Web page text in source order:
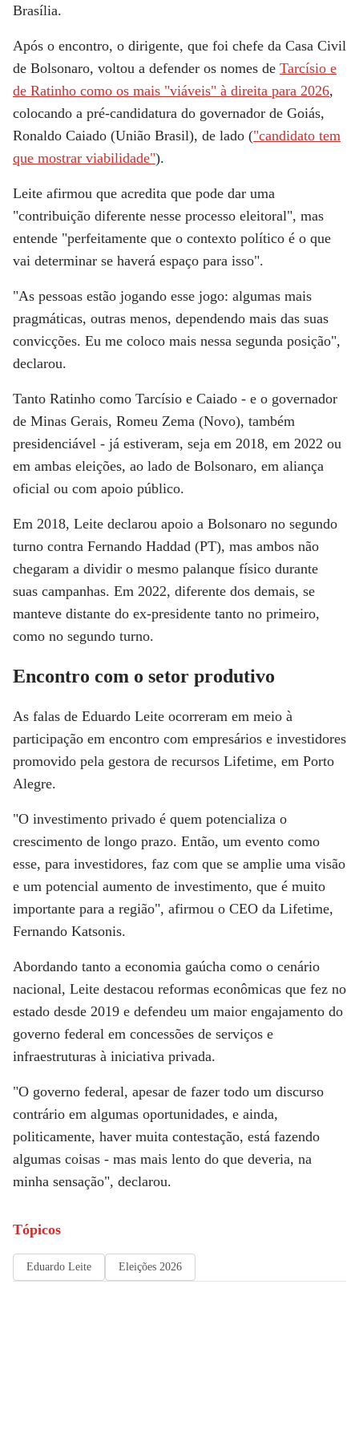
Brasília.
Após o encontro, o dirigente, que foi chefe da Casa Civil
de Bolsonaro, voltou a defender os nomes de Tarcísio e
de Ratinho como os mais "viáveis" à direita para 2026,
colocando a pré-candidatura do governador de Goiás,
Ronaldo Caiado (União Brasil), de lado ("candidato tem
que mostrar viabilidade").
Leite afirmou que acredita que pode dar uma
"contribuição diferente nesse processo eleitoral", mas
entende "perfeitamente que o contexto político é o que
vai determinar se haverá espaço para isso".
"As pessoas estão jogando esse jogo: algumas mais
pragmáticas, outras menos, dependendo mais das suas
convicções. Eu me coloco mais nessa segunda posição",
declarou.
Tanto Ratinho como Tarcísio e Caiado - e o governador
de Minas Gerais, Romeu Zema (Novo), também
presidenciável - já estiveram, seja em 2018, em 2022 ou
em ambas eleições, ao lado de Bolsonaro, em aliança
oficial ou com apoio público.
Em 2018, Leite declarou apoio a Bolsonaro no segundo
turno contra Fernando Haddad (PT), mas ambos não
chegaram a dividir o mesmo palanque físico durante
suas campanhas. Em 2022, diferente dos demais, se
manteve distante do ex-presidente tanto no primeiro,
como no segundo turno.
Encontro com o setor produtivo
As falas de Eduardo Leite ocorreram em meio à
participação em encontro com empresários e investidores
promovido pela gestora de recursos Lifetime, em Porto
Alegre.
"O investimento privado é quem potencializa o
crescimento de longo prazo. Então, um evento como
esse, para investidores, faz com que se amplie uma visão
e um potencial aumento de investimento, que é muito
importante para a região", afirmou o CEO da Lifetime,
Fernando Katsonis.
Abordando tanto a economia gaúcha como o cenário
nacional, Leite destacou reformas econômicas que fez no
estado desde 2019 e defendeu um maior engajamento do
governo federal em concessões de serviços e
infraestruturas à iniciativa privada.
"O governo federal, apesar de fazer todo um discurso
contrário em algumas oportunidades, e ainda,
politicamente, haver muita contestação, está fazendo
algumas coisas - mas mais lento do que deveria, na
minha sensação", declarou.
Tópicos
Eduardo Leite Eleições 2026